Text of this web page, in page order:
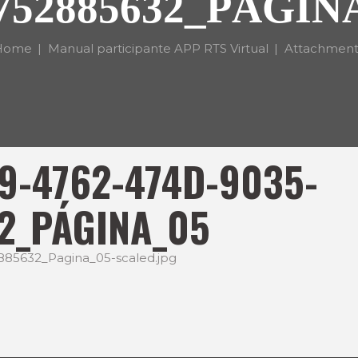
Manual participante APP RTS Virtual
4762-474D-9035-